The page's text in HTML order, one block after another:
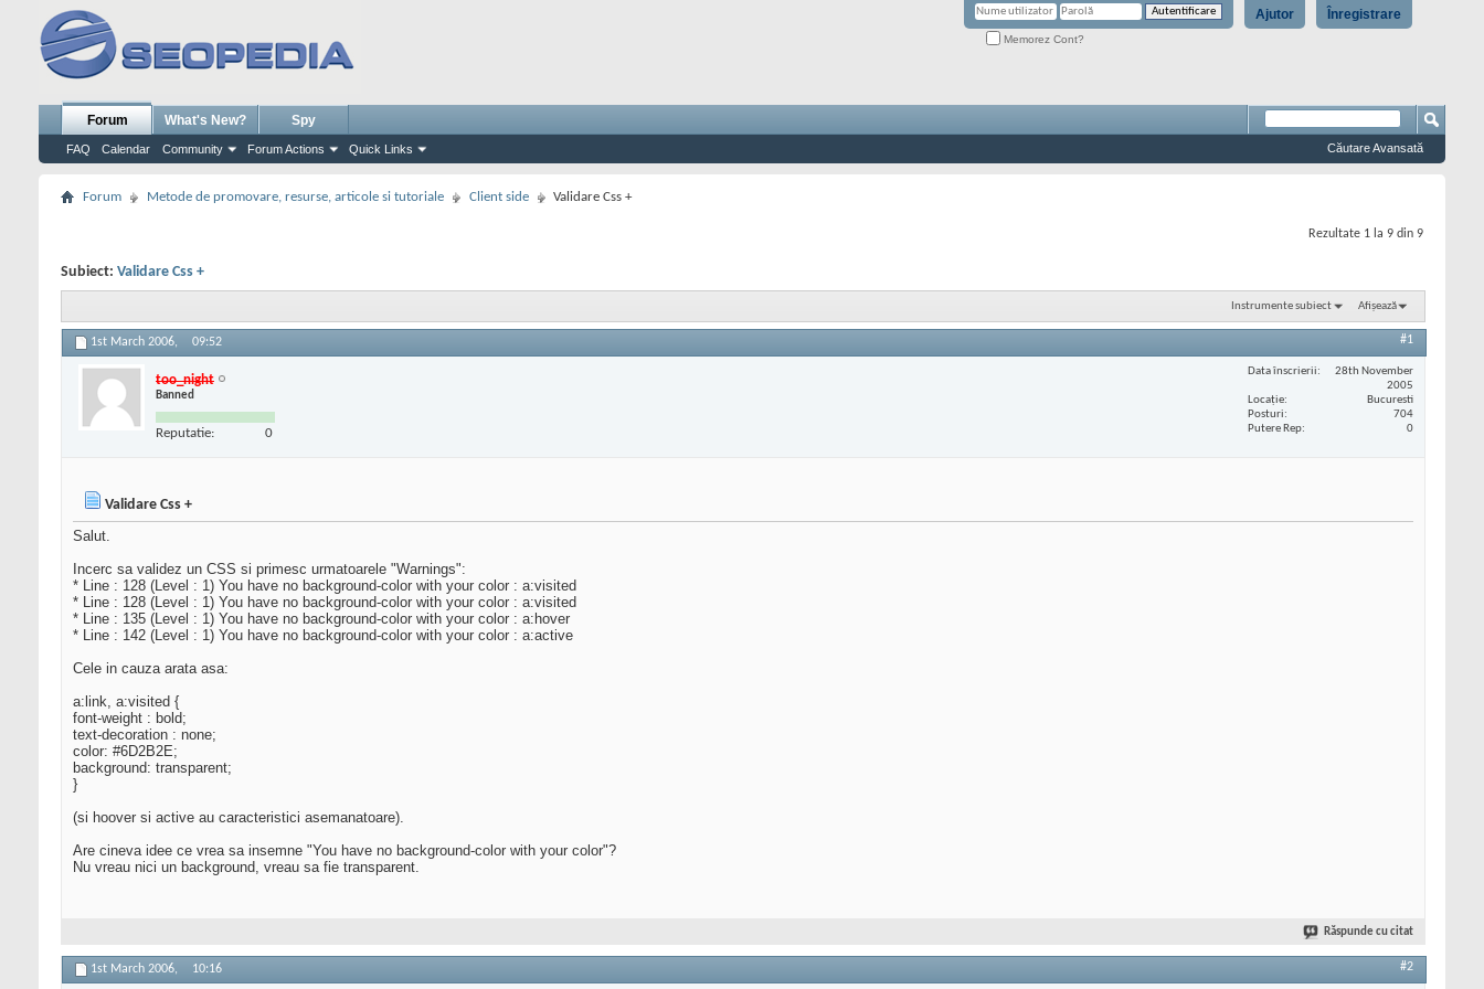
Înregistrare
Ajutor
Memorez Cont?
Forum
FAQ Calendar Community Forum Actions Quick Links
What's New? Spy
Căutare Avansată
Forum Metode de promovare, resurse, articole si tutoriale Client side Validare Css +
Rezultate 1 la 9 din 9
Subiect: Validare Css +
Instrumente subiect Afișează
1st March 2006, 09:52 #1
too_night
Banned
Reputatie: 0
Data înscrierii
28th November
2005
Locaţie
Bucuresti
Posturi
704
Putere Rep
0
Validare Css +
Salut.
Incerc sa validez un CSS si primesc urmatoarele "Warnings":
* Line : 128 (Level : 1) You have no background-color with your color : a:visited
* Line : 128 (Level : 1) You have no background-color with your color : a:visited
* Line : 135 (Level : 1) You have no background-color with your color : a:hover
* Line : 142 (Level : 1) You have no background-color with your color : a:active
Cele in cauza arata asa:
a:link, a:visited {
font-weight : bold;
text-decoration : none;
color: #6D2B2E;
background: transparent;
}
(si hoover si active au caracteristici asemanatoare).
Are cineva idee ce vrea sa insemne "You have no background-color with your color"?
Nu vreau nici un background, vreau sa fie transparent.
Răspunde cu citat
1st March 2006, 10:16 #2